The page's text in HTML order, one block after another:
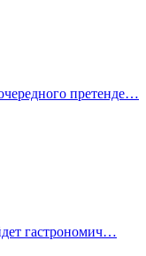
претенде…
гастрономич…